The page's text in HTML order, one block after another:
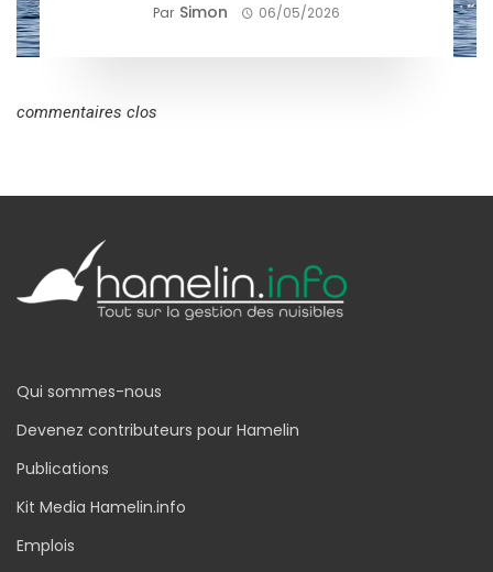
Par Simon 06/05/2026
commentaires clos
Qui sommes-nous
Devenez contributeurs pour Hamelin
Publications
Kit Media Hamelin.info
Emplois